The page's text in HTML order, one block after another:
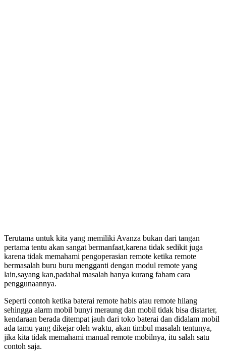
Terutama untuk kita yang memiliki Avanza bukan dari tangan
pertama tentu akan sangat bermanfaat,karena tidak sedikit juga
karena tidak memahami pengoperasian remote ketika remote
bermasalah buru buru mengganti dengan modul remote yang
lain,sayang kan,padahal masalah hanya kurang faham cara
penggunaannya.
Seperti contoh ketika baterai remote habis atau remote hilang
sehingga alarm mobil bunyi meraung dan mobil tidak bisa distarter,
kendaraan berada ditempat jauh dari toko baterai dan didalam mobil
ada tamu yang dikejar oleh waktu, akan timbul masalah tentunya,
jika kita tidak memahami manual remote mobilnya, itu salah satu
contoh saja.